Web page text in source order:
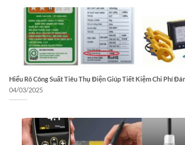
Hiểu Rõ Công Suất Tiêu Thụ Điện Giúp Tiết Kiệm Chi Phí
04/03/2025